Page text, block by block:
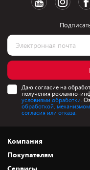
Даю согласие на
получения рекламно-
условиями обработки.
обработкой,
согласия или отказа.
Компания
О нас
Покупателям